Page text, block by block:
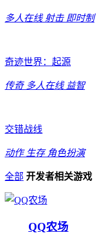
多人在线 射击 即时制
奇迹世界：起源
传奇 多人在线 益智
交错战线
动作 生存 角色扮演
全部 开发者相关游戏
QQ农场